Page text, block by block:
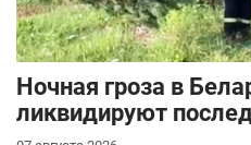
Ночная гроза в
ликвидируют